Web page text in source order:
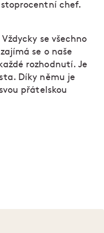
chef.
se všechno
se o naše
rozhodnutí. Je
Díky němu je
přátelskou